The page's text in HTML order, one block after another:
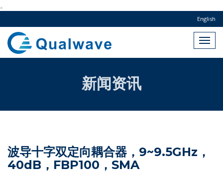
。
English
新闻资讯
波导十字双定向耦合器，9~9.5GHz，
40dB，FBP100，SMA